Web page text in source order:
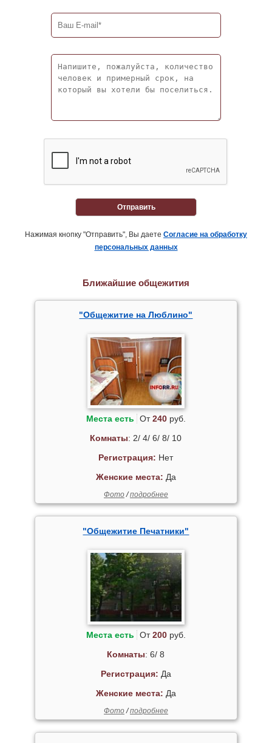
Отправить
Нажимая кнопку "Отправить", Вы даете Согласие на обработку
персональных данных
Ближайшие общежития
"Общежитие на Люблино"
Места есть От240руб.
Комнаты: 2/ 4/ 6/ 8/ 10
Регистрация: Нет
Женские места: Да
Фото/подробнее
"Общежитие Печатники"
Места есть От200руб.
Комнаты: 6/ 8
Регистрация: Да
Женские места: Да
Фото/подробнее